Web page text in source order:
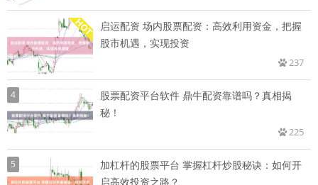
启运配资 场内股票配资：高效利用资金，把握
股市机遇，实现投资
237
4
股票配资平台软件 鼎牛配资靠谱吗？真相揭
秘！
225
5
加杠杆的股票平台 掌握杠杆炒股秘诀：如何开
启高效投资之路？